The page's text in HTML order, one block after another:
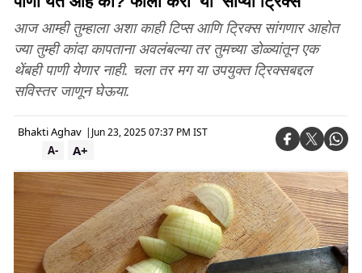
आज आम्ही तुम्हाला अशा काही टिप्स आणि ट्रिक्स सांगणार आहोत
ज्या तुम्ही कांदा कापताना अवलंबल्या तर तुमच्या डोळ्यांतून एक
थेंबही पाणी येणार नाही. चला तर मग या उपयुक्त ट्रिक्सबद्दल
सविस्तर जाणून घेऊया.
Bhakti Aghav | Jun 23, 2025 07:37 PM IST
A+
A-